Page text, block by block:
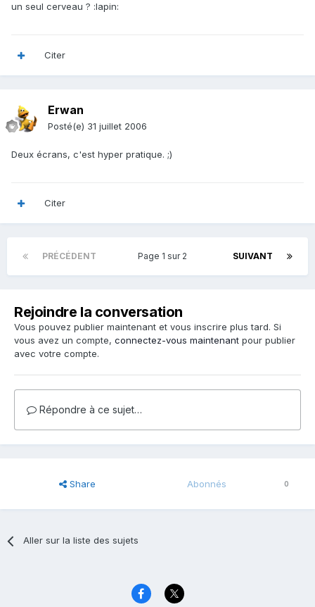
un seul cerveau ? :lapin:
Citer
Erwan
Posté(e) 31 juillet 2006
Deux écrans, c'est hyper pratique. ;)
Citer
PRÉCÉDENT SUIVANT
Page 1 sur 2
Rejoindre la conversation
Vous pouvez publier maintenant et vous inscrire plus tard. Si
vous avez un compte, connectez-vous maintenant pour publier
avec votre compte.
Répondre à ce sujet…
Share Abonnés 0
Aller sur la liste des sujets